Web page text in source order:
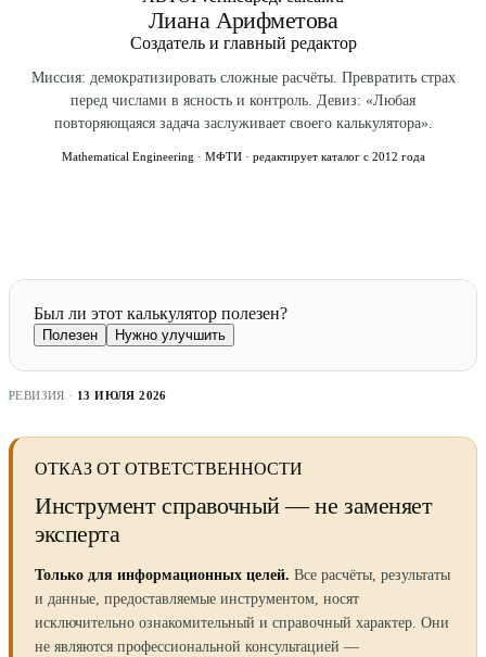
Лиана Арифметова
Создатель и главный редактор
Миссия: демократизировать сложные расчёты. Превратить страх
перед числами в ясность и контроль. Девиз: «Любая
повторяющаяся задача заслуживает своего калькулятора».
Mathematical Engineering · МФТИ · редактирует каталог с 2012 года
Был ли этот калькулятор полезен?
Полезен Нужно улучшить
РЕВИЗИЯ · 13 ИЮЛЯ 2026
ОТКАЗ ОТ ОТВЕТСТВЕННОСТИ
Инструмент справочный — не заменяет
эксперта
Только для информационных целей. Все расчёты, результаты
и данные, предоставляемые инструментом, носят
исключительно ознакомительный и справочный характер. Они
не являются профессиональной консультацией —